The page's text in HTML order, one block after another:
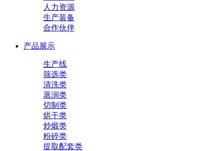
人力资源
生产装备
合作伙伴
产品展示
生产线
筛选类
清洗类
蒸润类
切制类
烘干类
炒煅类
粉碎类
提取配套类